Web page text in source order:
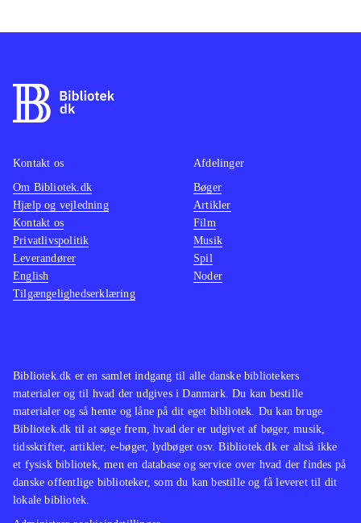
udvalgte afsnit. Til en vis grad
biografi, men sammen med en
ordliste bagest i bogen nødvendige
elementer idenne bogs sammenhæng.
mange af bibliotekets lånere som den
gode introduktion og som mundsmag
på Kierkegaards værk og tankegang;
men forhåbentlig også
denmurbrækker, der medfører at vi i
de nærmeste år får den nødvendige
modernisering af Kierkegaards
Bibliotek.dk er en samlet indgang til alle danske bibliotekers
materialer og til hvad der udgives i Danmark. Du kan bestille
materialer og så hente og låne på dit eget bibliotek. Du kan bruge
Bibliotek.dk til at søge frem, hvad der er udgivet af bøger, musik,
tidsskrifter, artikler, e-bøger, lydbøger osv. Bibliotek.dk er altså ikke
et fysisk bibliotek, men en database og service over hvad der findes på
danske offentlige biblioteker, som du kan bestille og få leveret til dit
lokale bibliotek.
Kontakt os
Om Bibliotek.dk
Hjælp og vejledning
Kontakt os
Privatlivspolitik
Leverandører
English
Tilgængelighedserklæring
Afdelinger
Bøger
Artikler
Film
Musik
Spil
Noder